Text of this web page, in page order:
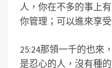
人，你在不多的事上
你管理；可以進來享
25:24那領一千的也來
是忍心的人，沒有種